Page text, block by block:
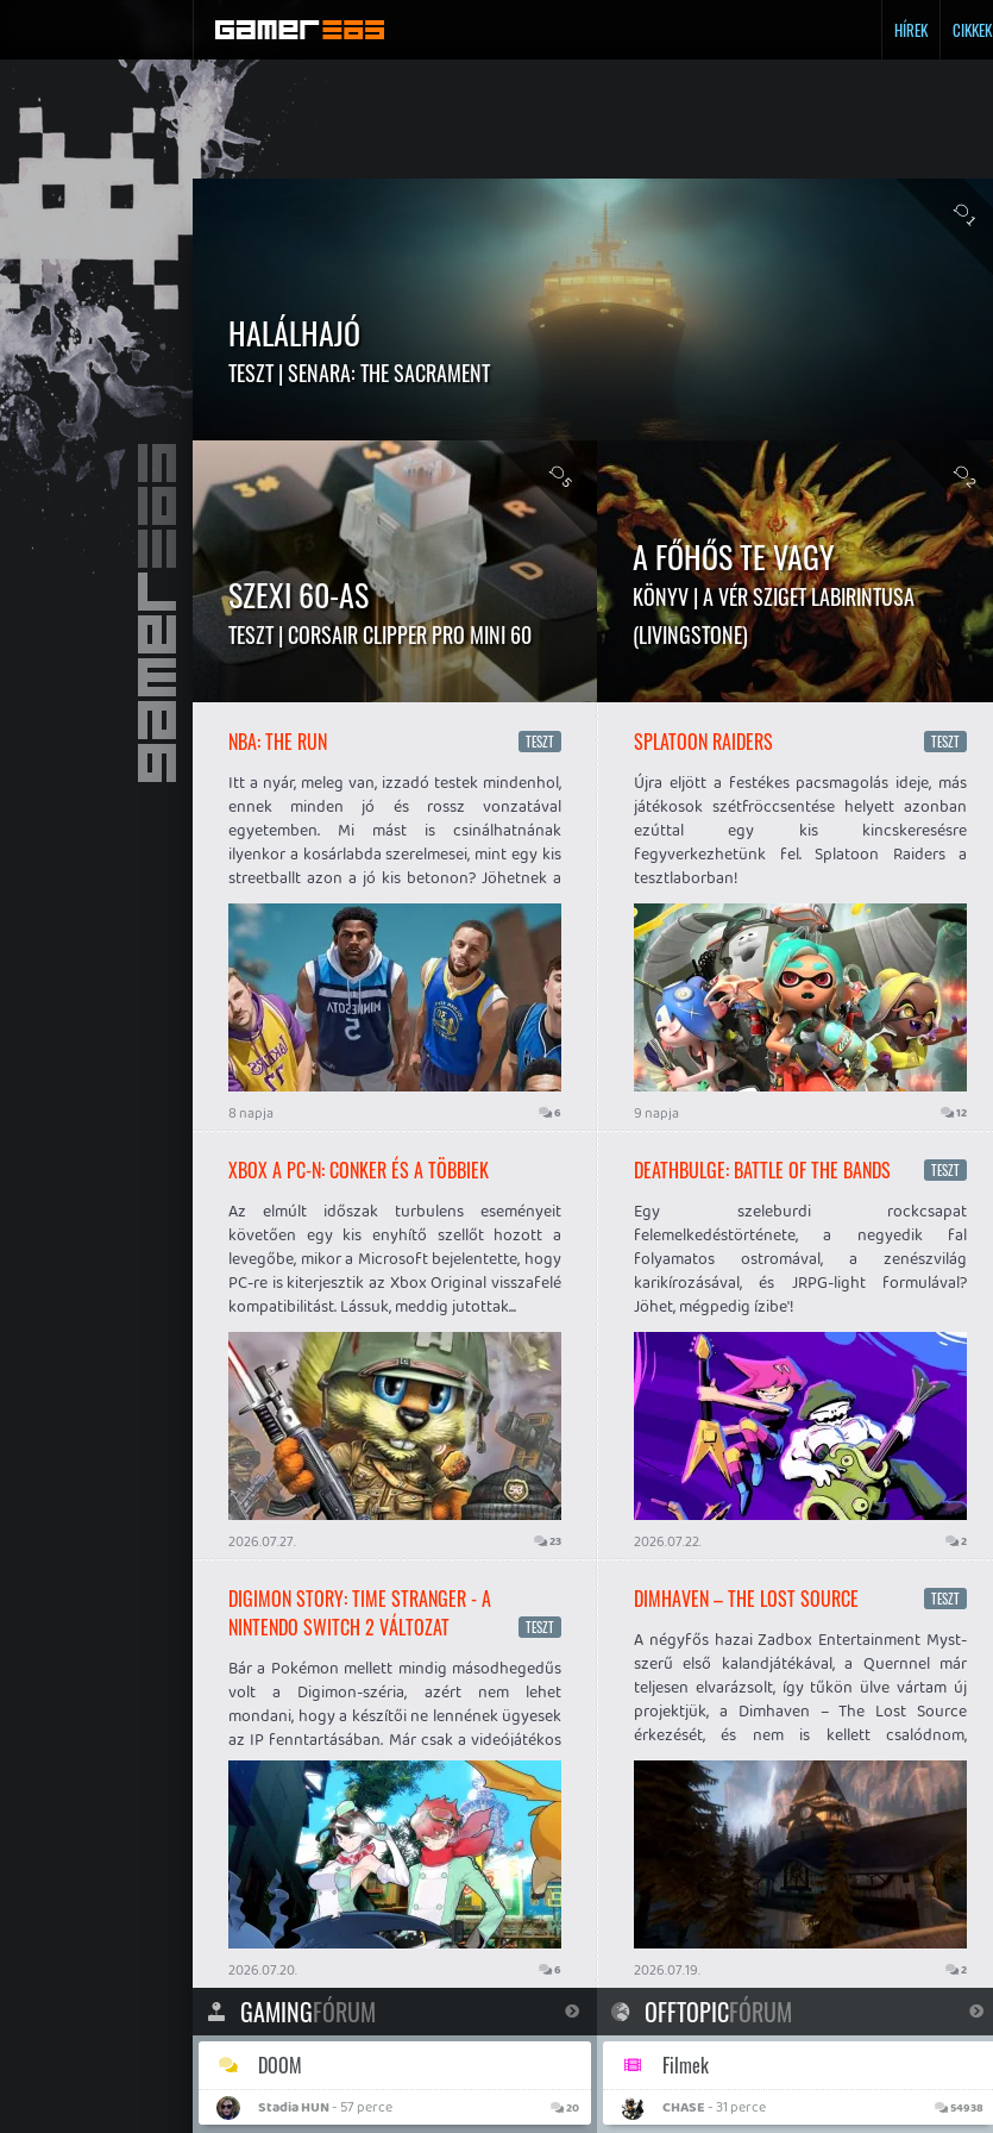
HÍREK CIKKEK
HALÁLHAJÓ
TESZT | SENARA: THE SACRAMENT
1
SZEXI 60-AS
TESZT | CORSAIR CLIPPER PRO MINI 60
5
A FŐHŐS TE VAGY
KÖNYV | A VÉR SZIGET LABIRINTUSA
(LIVINGSTONE)
2
GAMINGFÓRUM
DOOM
Stadia HUN- 57 perce 20
OFFTOPICFÓRUM
Filmek
CHASE- 31 perce 54938
NBA: THE RUN TESZT
Itt a nyár, meleg van, izzadó testek mindenhol,
ennek minden jó és rossz vonzatával
egyetemben. Mi mást is csinálhatnának
ilyenkor a kosárlabda szerelmesei, mint egy kis
streetballt azon a jó kis betonon? Jöhetnek a
horzsolások, szakadhatnak a szalagok és
kophatnak az ízületek, megérkezett a nyár
legforróbb dobása az NBA: The Run
személyében.
8 napja 6
SPLATOON RAIDERS TESZT
Újra eljött a festékes pacsmagolás ideje, más
játékosok szétfröccsentése helyett azonban
ezúttal egy kis kincskeresésre
fegyverkezhetünk fel. Splatoon Raiders a
tesztlaborban!
9 napja 12
XBOX A PC-N: CONKER ÉS A TÖBBIEK
Az elmúlt időszak turbulens eseményeit
követően egy kis enyhítő szellőt hozott a
levegőbe, mikor a Microsoft bejelentette, hogy
PC-re is kiterjesztik az Xbox Original visszafelé
kompatibilitást. Lássuk, meddig jutottak...
2026.07.27. 23
DEATHBULGE: BATTLE OF THE BANDS TESZT
Egy szeleburdi rockcsapat
felemelkedéstörténete, a negyedik fal
folyamatos ostromával, a zenészvilág
karikírozásával, és JRPG-light formulával?
Jöhet, mégpedig ízibe'!
2026.07.22. 2
DIGIMON STORY: TIME STRANGER - A
NINTENDO SWITCH 2 VÁLTOZAT
TESZT
Bár a Pokémon mellett mindig másodhegedűs
volt a Digimon-széria, azért nem lehet
mondani, hogy a készítői ne lennének ügyesek
az IP fenntartásában. Már csak a videójátékos
háttéranyag is meglepően szerteágazó. A
Nintendo kiadás örömére vittük tesztlaborba
az új Digimon játékot.
2026.07.20. 6
DIMHAVEN – THE LOST SOURCE TESZT
A négyfős hazai Zadbox Entertainment Myst-
szerű első kalandjátékával, a Quernnel már
teljesen elvarázsolt, így tűkön ülve vártam új
projektjük, a Dimhaven – The Lost Source
érkezését, és nem is kellett csalódnom,
legfeljebb néha egy kicsit a saját
képességeimben.
2026.07.19. 2